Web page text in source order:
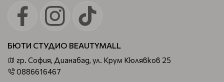
БЮТИ СТУДИО BEAUTYMALL
гр. София, Дианабад, ул. Крум Кюлявков 25
0886616467